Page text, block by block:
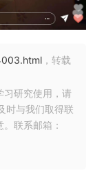
，转载
习研究使用，请
时与我们取得联
联系邮箱：